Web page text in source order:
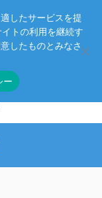
お問い合わせ
したサービスを提
トの利用を継続す
したものとみなさ
ー